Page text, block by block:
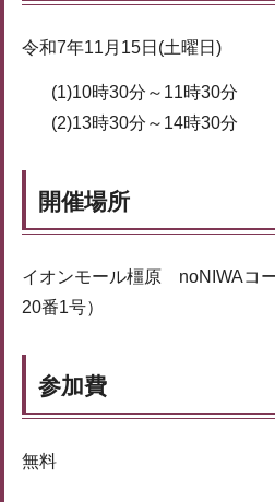
令和7年11月15日(土曜日)
(1)10時30分～11時30分
(2)13時30分～14時30分
開催場所
イオンモール橿原 noNIWAコ
20番1号）
参加費
無料